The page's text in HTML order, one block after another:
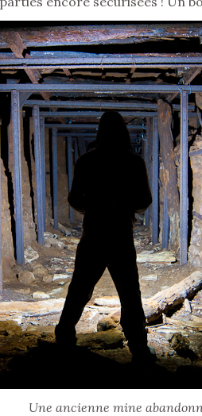
Une ancienne mine